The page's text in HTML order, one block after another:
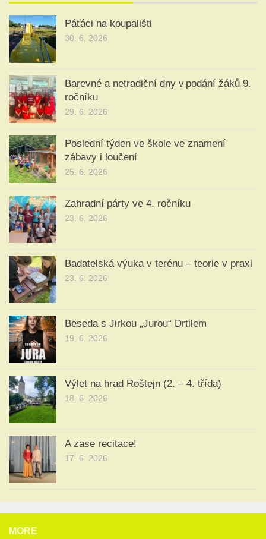
Páťáci na koupališti
30. 6. 2026
Barevné a netradiční dny v podání žáků 9.
ročníku
29. 6. 2026
Poslední týden ve škole ve znamení
zábavy i loučení
25. 6. 2026
Zahradní párty ve 4. ročníku
23. 6. 2026
Badatelská výuka v terénu – teorie v praxi
23. 6. 2026
Beseda s Jirkou „Jurou“ Drtilem
19. 6. 2026
Výlet na hrad Roštejn (2. – 4. třída)
18. 6. 2026
A zase recitace!
17. 6. 2026
MORE